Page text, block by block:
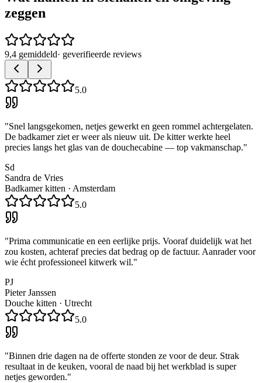
zeggen
9,4 gemiddeld· geverifieerde reviews
5.0
"Snel langsgekomen, netjes gewerkt en geen rommel achtergelaten.
De badkamer ziet er weer als nieuw uit. De kitter werkte heel
precies langs het glas van de douchecabine — top vakmanschap."
Sd
Sandra de Vries
Badkamer kitten · Amsterdam
5.0
"Prima communicatie en een eerlijke prijs. Vooraf duidelijk wat het
zou kosten, achteraf precies dat bedrag op de factuur. Aanrader voor
wie écht professioneel kitwerk wil."
PJ
Pieter Janssen
Douche kitten · Utrecht
5.0
"Binnen drie dagen na de offerte stonden ze voor de deur. Strak
resultaat in de keuken, vooral de naad bij het werkblad is super
netjes geworden."